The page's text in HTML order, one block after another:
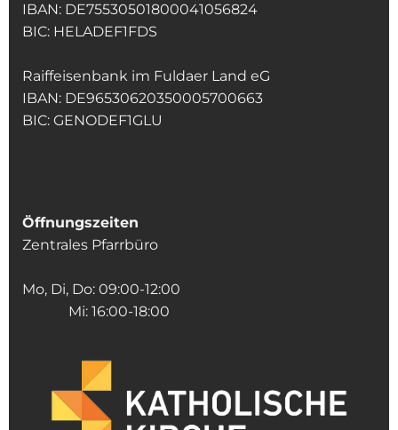
IBAN: DE75530501800041056824
BIC: HELADEF1FDS
Raiffeisenbank im Fuldaer Land eG
IBAN: DE96530620350005700663
BIC: GENODEF1GLU
Öffnungszeiten
Zentrales Pfarrbüro
Mo, Di, Do: 09:00-12:00
Mi: 16:00-18:00